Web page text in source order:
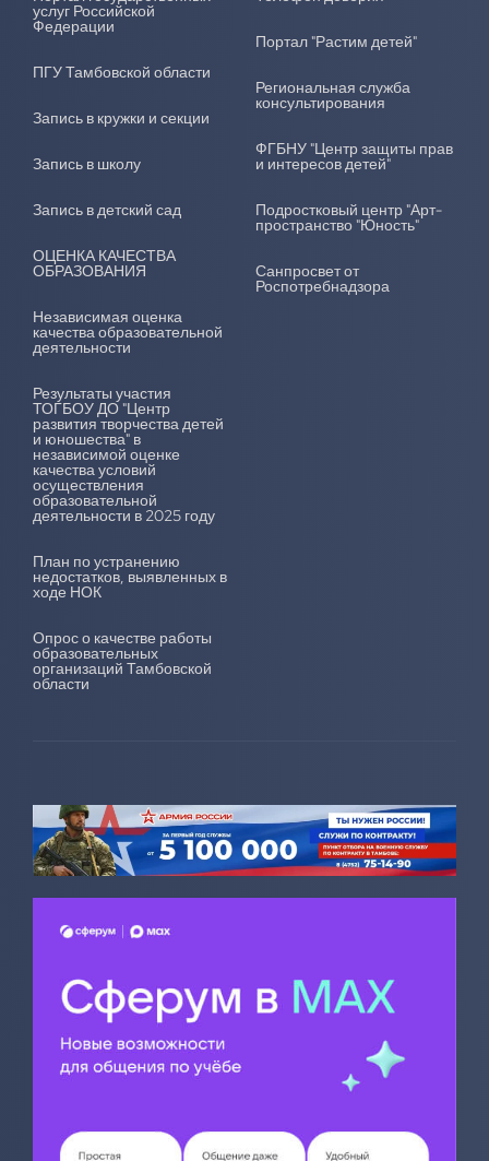
услуг Российской
Федерации
ПГУ Тамбовской области
Запись в кружки и секции
Запись в школу
Запись в детский сад
ОЦЕНКА КАЧЕСТВА
ОБРАЗОВАНИЯ
Независимая оценка
качества образовательной
деятельности
Результаты участия
ТОГБОУ ДО "Центр
развития творчества детей
и юношества" в
независимой оценке
качества условий
осуществления
образовательной
деятельности в 2025 году
План по устранению
недостатков, выявленных в
ходе НОК
Опрос о качестве работы
образовательных
организаций Тамбовской
области
Портал "Растим детей"
Региональная служба
консультирования
ФГБНУ "Центр защиты прав
и интересов детей"
Подростковый центр "Арт-
пространство "Юность"
Санпросвет от
Роспотребнадзора